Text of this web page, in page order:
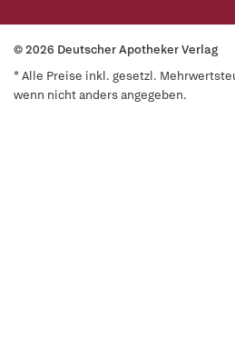
© 2026 Deutscher Apotheker Verlag
* Alle Preise inkl. gesetzl.
wenn nicht anders angegeben.